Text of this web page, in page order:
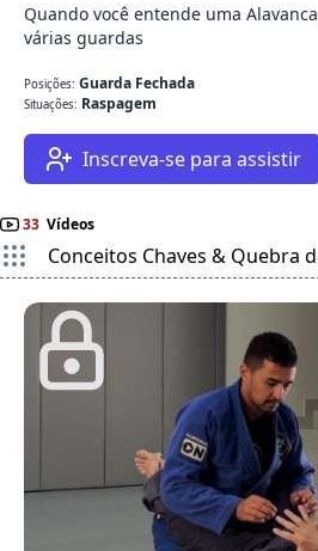
Quando você entende uma
várias guardas
Posições: Guarda Fechada
Situações: Raspagem
Inscreva-se para assistir
33 Vídeos
Conceitos Chaves & Quebra